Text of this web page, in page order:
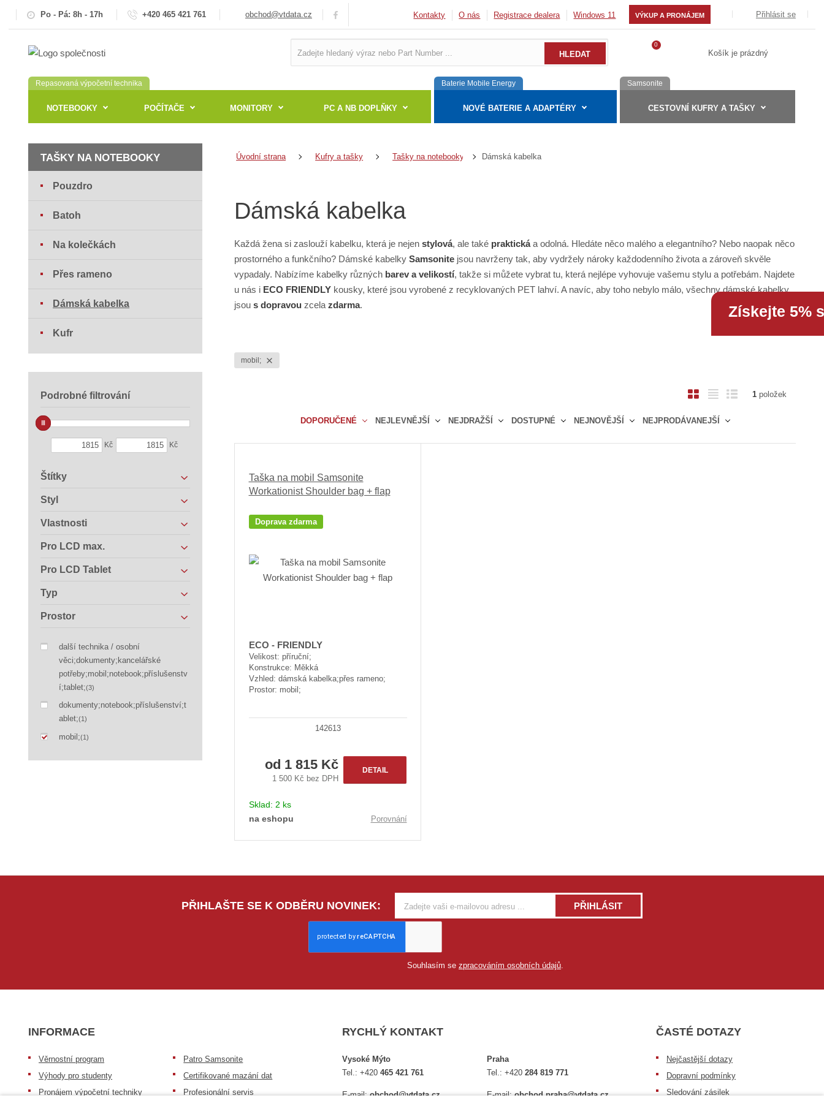
Po - Pá: 8h - 17h +420 465 421 761 obchod@vtdata.cz Kontakty O nás Registrace dealera Windows 11 VÝKUP A PRONÁJEM Přihlásit se
0
Košík je prázdný
Repasovaná výpočetní technika
NOTEBOOKY POČÍTAČE MONITORY PC A NB DOPLŇKY
Baterie Mobile Energy
NOVÉ BATERIE A ADAPTÉRY
Samsonite
CESTOVNÍ KUFRY A TAŠKY
Úvodní strana Kufry a tašky Tašky na notebooky Dámská kabelka
Dámská kabelka
Každá žena si zaslouží kabelku, která je nejen stylová, ale také praktickáa odolná. Hledáte něco malého a elegantního? Nebo naopak něco
prostorného a funkčního? Dámské kabelky Samsonite jsou navrženy tak, aby vydržely nároky každodenního života a zároveň skvěle
vypadaly. Nabízíme kabelky různých barev a velikostí, takže si můžete vybrat tu, která nejlépe vyhovuje vašemu stylu a potřebám. Najdete
u nás i ECO FRIENDLY kousky, které jsou vyrobené z recyklovaných PET lahví. A navíc, aby toho nebylo málo, všechny dámské kabelky
jsou s dopravou zcela zdarma.
mobil;
DOPORUČENÉ NEJLEVNĚJŠÍ NEJDRAŽŠÍ DOSTUPNÉ NEJNOVĚJŠÍ NEJPRODÁVANEJŠÍ
r
T
b
1položek
Taška na mobil Samsonite
Workationist Shoulder bag + flap
Doprava zdarma
ECO - FRIENDLY
Velikost: příruční;
Konstrukce: Měkká
Vzhled: dámská kabelka;přes rameno;
Prostor: mobil;
142613
od 1 815 Kč
1 500 Kč bez DPH
DETAIL
Sklad: 2 ks
na eshopu
Porovnání
TAŠKY NA NOTEBOOKY
Pouzdro
Batoh
Na kolečkách
Přes rameno
Dámská kabelka
Kufr
Podrobné filtrování
Kč Kč
Štítky
Styl
Vlastnosti
Pro LCD max.
Pro LCD Tablet
Typ
Prostor
další technika / osobní
věci;dokumenty;kancelářské
potřeby;mobil;notebook;příslušenstv
í;tablet;(3)
dokumenty;notebook;příslušenství;t
ablet;(1)
mobil;(1)
PŘIHLAŠTE SE K ODBĚRU NOVINEK: PŘIHLÁSIT
Souhlasím se zpracováním osobních údajů.
INFORMACE
Věrnostní program
Výhody pro studenty
Pronájem výpočetní techniky
Patro Samsonite
Certifikované mazání dat
Profesionální servis
Získejte 5%
RYCHLÝ KONTAKT
Vysoké Mýto
Tel.:+420465 421 761
E-mail:obchod@vtdata.cz
Praha
Tel.:+420284 819 771
E-mail:obchod.praha@vtdata.cz
ČASTÉ DOTAZY
Nejčastější dotazy
Dopravní podmínky
Sledování zásilek